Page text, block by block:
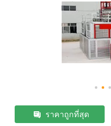
ราคาถูกที่สุด